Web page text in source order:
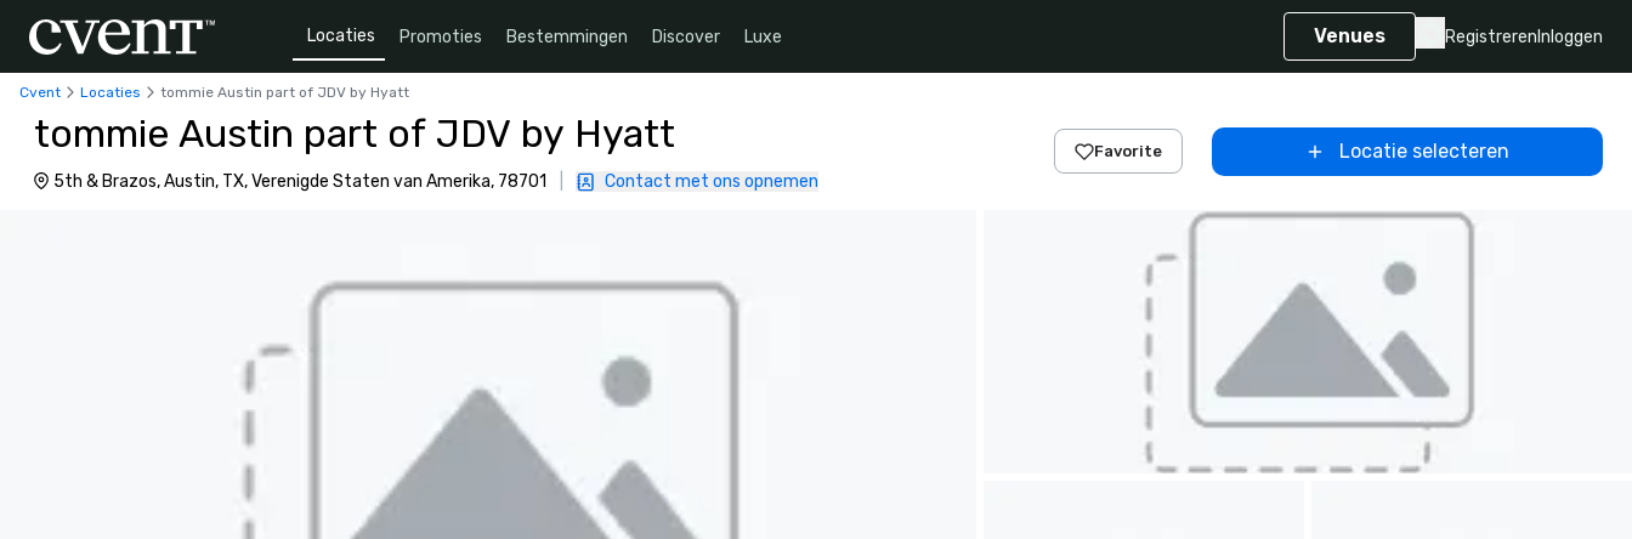
Locaties Promoties Bestemmingen Discover Luxe Venues Registreren Inloggen
Cvent Locaties tommie Austin part of JDV by Hyatt
tommie Austin part of JDV by Hyatt
5th & Brazos, Austin, TX, Verenigde Staten van Amerika, 78701 Contact met ons opnemen
Favorite Locatie selecteren